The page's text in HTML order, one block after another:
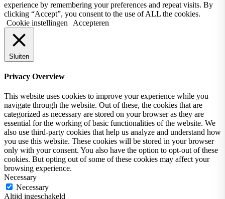
experience by remembering your preferences and repeat visits. By
clicking “Accept”, you consent to the use of ALL the cookies.
Cookie instellingen
Accepteren
Sluiten
Privacy Overview
This website uses cookies to improve your experience while you
navigate through the website. Out of these, the cookies that are
categorized as necessary are stored on your browser as they are
essential for the working of basic functionalities of the website. We
also use third-party cookies that help us analyze and understand how
you use this website. These cookies will be stored in your browser
only with your consent. You also have the option to opt-out of these
cookies. But opting out of some of these cookies may affect your
browsing experience.
Necessary
Necessary
Altijd ingeschakeld